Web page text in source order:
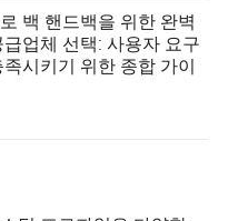
백 핸드백을 위한 완벽
급업체 선택: 사용자 요구
족시키기 위한 종합 가이